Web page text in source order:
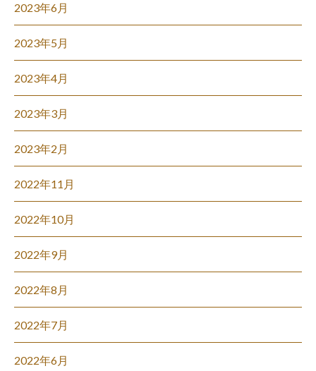
2023年6月
2023年5月
2023年4月
2023年3月
2023年2月
2022年11月
2022年10月
2022年9月
2022年8月
2022年7月
2022年6月